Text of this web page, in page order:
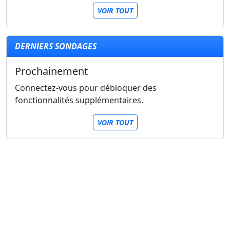
VOIR TOUT
DERNIERS SONDAGES
Prochainement
Connectez-vous pour débloquer des
fonctionnalités supplémentaires.
VOIR TOUT